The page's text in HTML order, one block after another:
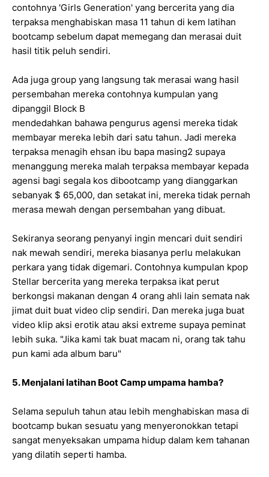
contohnya 'Girls Generation' yang bercerita yang dia
terpaksa menghabiskan masa 11 tahun di kem latihan
bootcamp sebelum dapat memegang dan merasai duit
hasil titik peluh sendiri.
Ada juga group yang langsung tak merasai wang hasil
persembahan mereka contohnya kumpulan yang
dipanggil Block B
mendedahkan bahawa pengurus agensi mereka tidak
membayar mereka lebih dari satu tahun. Jadi mereka
terpaksa menagih ehsan ibu bapa masing2 supaya
menanggung mereka malah terpaksa membayar kepada
agensi bagi segala kos dibootcamp yang dianggarkan
sebanyak $ 65,000, dan setakat ini, mereka tidak pernah
merasa mewah dengan persembahan yang dibuat.
Sekiranya seorang penyanyi ingin mencari duit sendiri
nak mewah sendiri, mereka biasanya perlu melakukan
perkara yang tidak digemari. Contohnya kumpulan kpop
Stellar bercerita yang mereka terpaksa ikat perut
berkongsi makanan dengan 4 orang ahli lain semata nak
jimat duit buat video clip sendiri. Dan mereka juga buat
video klip aksi erotik atau aksi extreme supaya peminat
lebih suka. "Jika kami tak buat macam ni, orang tak tahu
pun kami ada album baru"
5. Menjalani latihan Boot Camp umpama hamba?
Selama sepuluh tahun atau lebih menghabiskan masa di
bootcamp bukan sesuatu yang menyeronokkan tetapi
sangat menyeksakan umpama hidup dalam kem tahanan
yang dilatih seperti hamba.